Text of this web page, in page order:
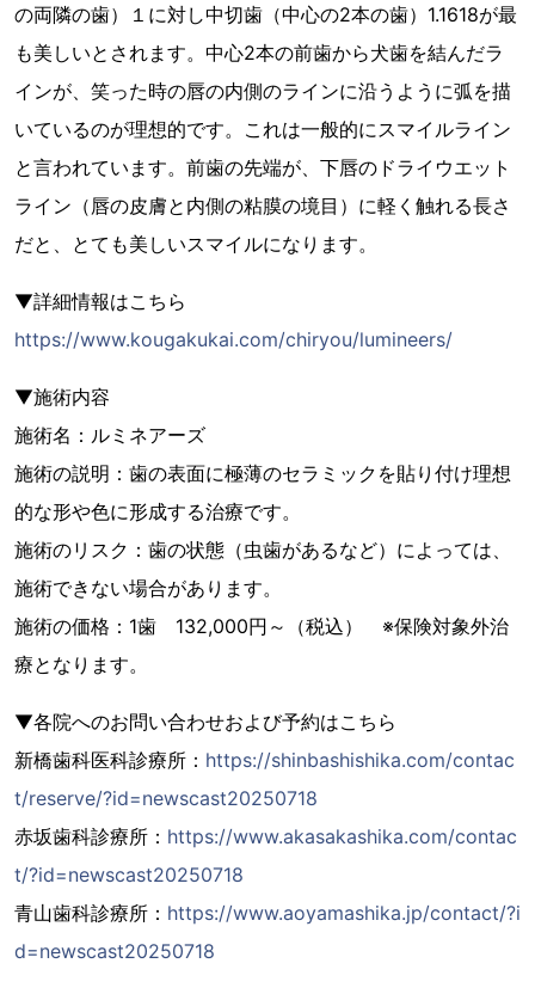
の両隣の歯）１に対し中切歯（中心の2本の歯）1.1618が最
も美しいとされます。中心2本の前歯から犬歯を結んだラ
インが、笑った時の唇の内側のラインに沿うように弧を描
いているのが理想的です。これは一般的にスマイルライン
と言われています。前歯の先端が、下唇のドライウエット
ライン（唇の皮膚と内側の粘膜の境目）に軽く触れる長さ
だと、とても美しいスマイルになります。
▼詳細情報はこちら
https://www.kougakukai.com/chiryou/lumineers/
▼施術内容
施術名：ルミネアーズ
施術の説明：歯の表面に極薄のセラミックを貼り付け理想
的な形や色に形成する治療です。
施術のリスク：歯の状態（虫歯があるなど）によっては、
施術できない場合があります。
施術の価格：1歯 132,000円～（税込） ※保険対象外治
療となります。
▼各院へのお問い合わせおよび予約はこちら
新橋歯科医科診療所： https://shinbashishika.com/contac
t/reserve/?id=newscast20250718
赤坂歯科診療所： https://www.akasakashika.com/contac
t/?id=newscast20250718
青山歯科診療所： https://www.aoyamashika.jp/contact/?i
d=newscast20250718